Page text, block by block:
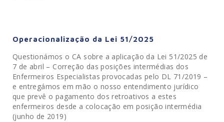
Operacionalização da Lei 51/2025
Questionámos o CA sobre a aplicação da Lei 51/2025 de
7 de abril – Correção das posições intermédias dos
Enfermeiros Especialistas provocadas pelo DL 71/2019 –
e entregámos em mão o nosso entendimento jurídico
que prevê o pagamento dos retroativos a estes
enfermeiros desde a colocação em posição intermédia
(junho de 2019)